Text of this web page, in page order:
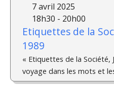
7 avril 2025
18h30 - 20h00
Etiquettes de la
1989
« Etiquettes de la Société,
voyage dans les mots et